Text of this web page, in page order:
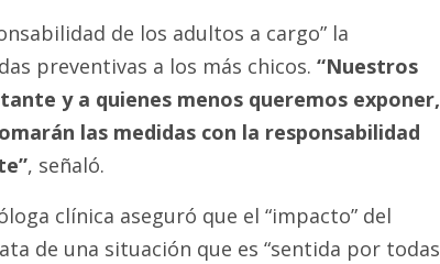
de los adultos a cargo” la
preventivas a los más chicos. “Nuestros
y a quienes menos queremos exponer,
las medidas con la responsabilidad
, señaló.
clínica aseguró que el “impacto” del
de una situación que es “sentida por todas